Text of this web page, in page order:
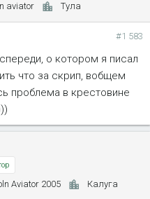
aviator Тула
#1 583
о котором я писал
что за скрип, вобщем
проблема в крестовине
Aviator 2005 Калуга